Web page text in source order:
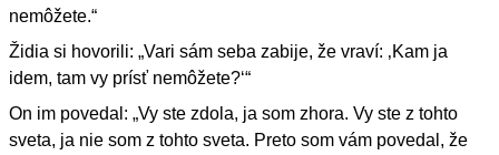
nemôžete.“
Židia si hovorili: „Vari sám seba zabije, že vraví: ‚Kam ja
idem, tam vy prísť nemôžete?‘“
On im povedal: „Vy ste zdola, ja som zhora. Vy ste z tohto
sveta, ja nie som z tohto sveta. Preto som vám povedal, že